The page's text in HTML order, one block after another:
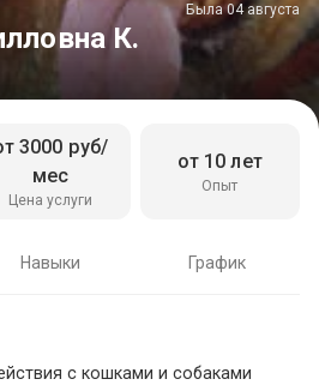
К.
Была 04 августа
Цена услуги
3000 руб/
мес
Опыт
от 10 лет
Навыки График
с кошками и собаками